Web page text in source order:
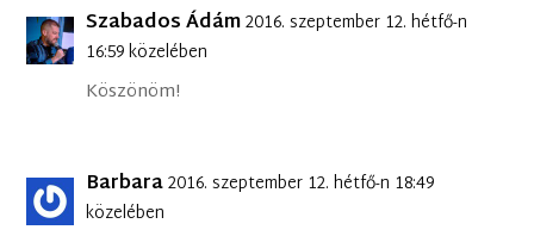
Szabados Ádám2016. szeptember 12. hétfő-n
16:59 közelében
Köszönöm!
Barbara2016. szeptember 12. hétfő-n 18:49
közelében